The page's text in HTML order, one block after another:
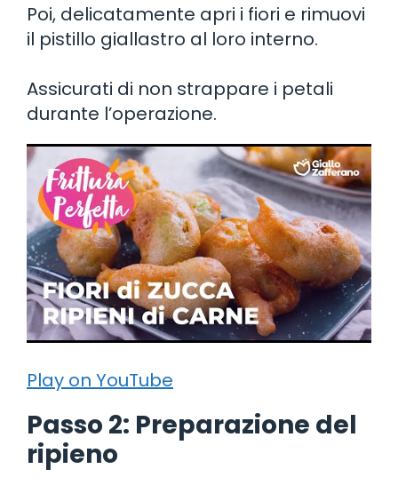
Poi, delicatamente apri i fiori e rimuovi
il pistillo giallastro al loro interno.
Assicurati di non strappare i petali
durante l’operazione.
Play on YouTube
Passo 2: Preparazione del
ripieno